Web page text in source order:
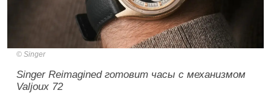
Singer
Singer Reimagined готовит часы с механизмом
Valjoux 72